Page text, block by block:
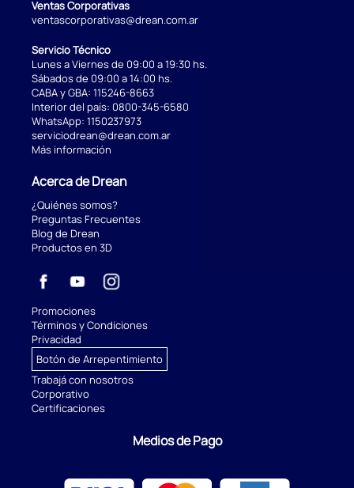
Ventas Corporativas
ventascorporativas@drean.com.ar
Servicio Técnico
Lunes a Viernes de 09:00 a 19:30 hs.
Sábados de 09:00 a 14:00 hs.
CABA y GBA: 115246-8663
Interior del país: 0800-345-6580
WhatsApp: 1150237973
serviciodrean@drean.com.ar
Más información
Acerca de Drean
¿Quiénes somos?
Preguntas Frecuentes
Blog de Drean
Productos en 3D
Promociones
Términos y Condiciones
Privacidad
Botón de Arrepentimiento
Trabajá con nosotros
Corporativo
Certificaciones
Medios de Pago